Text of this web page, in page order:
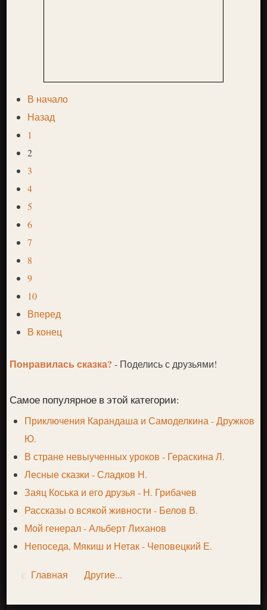
В начало
Назад
1
2
3
4
5
6
7
8
9
10
Вперед
В конец
Понравилась сказка?- Поделись с друзьями!
Самое популярное в этой категории:
Приключения Карандаша и Самоделкина - Дружков
Ю.
В стране невыученных уроков - Гераскина Л.
Лесные сказки - Сладков Н.
Заяц Коська и его друзья - Н. Грибачев
Рассказы о всякой живности - Белов В.
Мой генерал - Альберт Лиханов
Непоседа, Мякиш и Нетак - Чеповецкий Е.
Главная Другие...